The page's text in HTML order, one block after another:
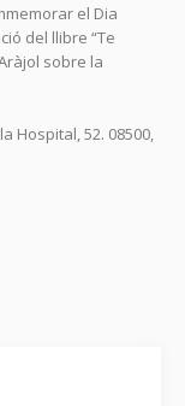
el Dia
del llibre “Te
sobre la
Hospital, 52. 08500,